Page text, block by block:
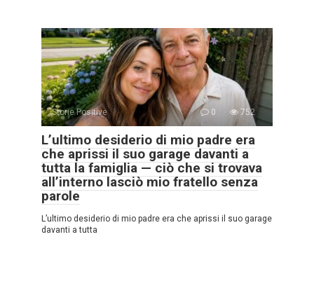
Storie Positive 0 752
L’ultimo desiderio di mio padre era
che aprissi il suo garage davanti a
tutta la famiglia — ciò che si trovava
all’interno lasciò mio fratello senza
parole
L’ultimo desiderio di mio padre era che aprissi il suo garage
davanti a tutta